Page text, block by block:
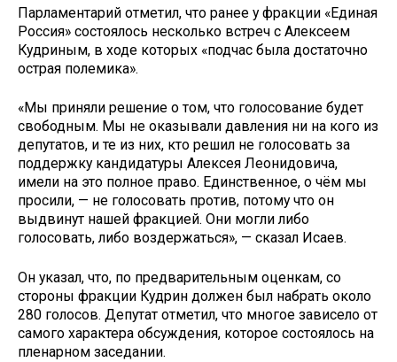
Парламентарий отметил, что ранее у фракции «Единая
Россия» состоялось несколько встреч с Алексеем
Кудриным, в ходе которых «подчас была достаточно
острая полемика».
«Мы приняли решение о том, что голосование будет
свободным. Мы не оказывали давления ни на кого из
депутатов, и те из них, кто решил не голосовать за
поддержку кандидатуры Алексея Леонидовича,
имели на это полное право. Единственное, о чём мы
просили, — не голосовать против, потому что он
выдвинут нашей фракцией. Они могли либо
голосовать, либо воздержаться», — сказал Исаев.
Он указал, что, по предварительным оценкам, со
стороны фракции Кудрин должен был набрать около
280 голосов. Депутат отметил, что многое зависело от
самого характера обсуждения, которое состоялось на
пленарном заседании.